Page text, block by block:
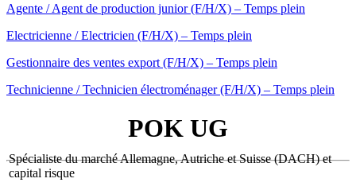
Agente / Agent de production junior (F/H/X) – Temps plein
Electricienne / Electricien (F/H/X) – Temps plein
Gestionnaire des ventes export (F/H/X) – Temps plein
Technicienne / Technicien électroménager (F/H/X) – Temps plein
POK UG
Spécialiste du marché Allemagne, Autriche et Suisse (DACH) et
capital risque